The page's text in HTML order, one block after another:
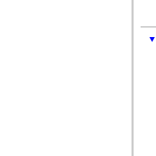
▼